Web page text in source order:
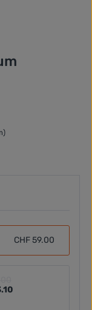
CHF 59.00